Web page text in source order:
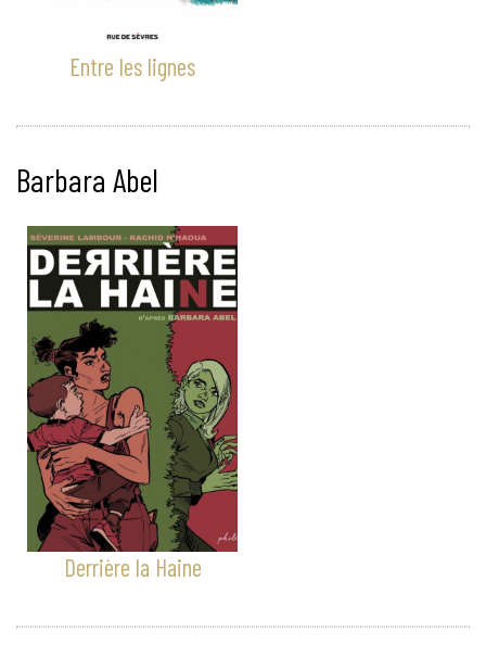
Entre les lignes
Barbara Abel
Derrière la Haine